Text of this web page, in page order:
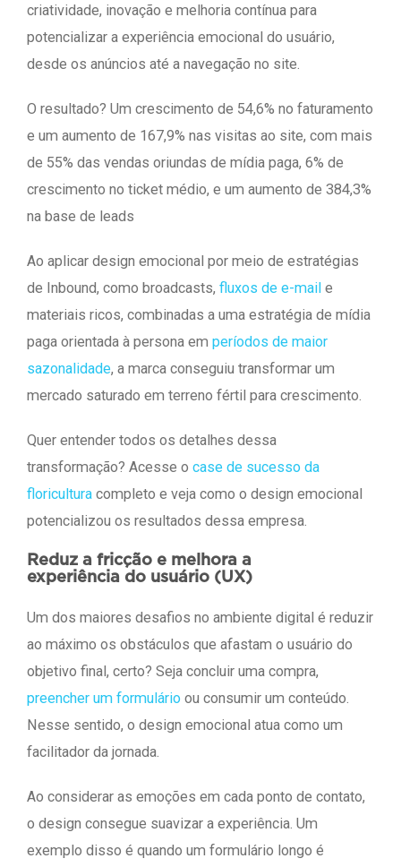
criatividade, inovação e melhoria contínua para
potencializar a experiência emocional do usuário,
desde os anúncios até a navegação no site.
O resultado? Um crescimento de 54,6% no faturamento
e um aumento de 167,9% nas visitas ao site, com mais
de 55% das vendas oriundas de mídia paga, 6% de
crescimento no ticket médio, e um aumento de 384,3%
na base de leads
Ao aplicar design emocional por meio de estratégias
de Inbound, como broadcasts, fluxos de e-mail e
materiais ricos, combinadas a uma estratégia de mídia
paga orientada à persona em períodos de maior
sazonalidade, a marca conseguiu transformar um
mercado saturado em terreno fértil para crescimento.
Quer entender todos os detalhes dessa
transformação? Acesse o case de sucesso da
floricultura completo e veja como o design emocional
potencializou os resultados dessa empresa.
Reduz a fricção e melhora a
experiência do usuário (UX)
Um dos maiores desafios no ambiente digital é reduzir
ao máximo os obstáculos que afastam o usuário do
objetivo final, certo? Seja concluir uma compra,
preencher um formulário ou consumir um conteúdo.
Nesse sentido, o design emocional atua como um
facilitador da jornada.
Ao considerar as emoções em cada ponto de contato,
o design consegue suavizar a experiência. Um
exemplo disso é quando um formulário longo é